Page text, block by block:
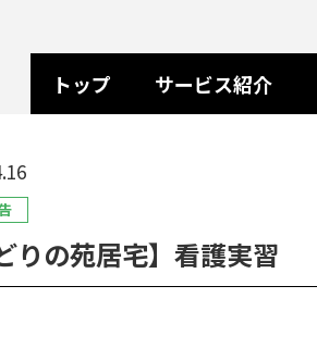
トップ サービス紹介
りの苑居宅】看護実習